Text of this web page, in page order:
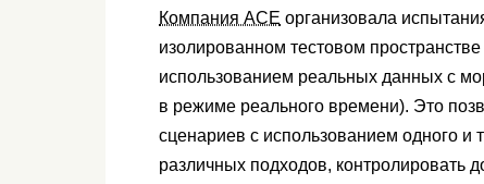
Компания ACE организовала
изолированном тестовом
использованием реальных данных с
в режиме реального времени). Это
сценариев с использованием одного
различных подходов, контролировать